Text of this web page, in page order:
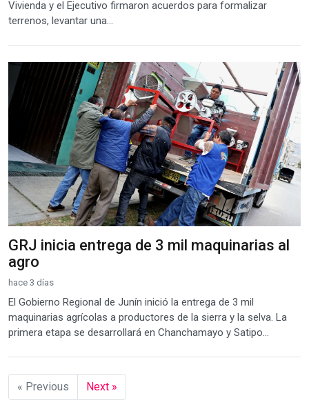
Vivienda y el Ejecutivo firmaron acuerdos para formalizar
terrenos, levantar una...
GRJ inicia entrega de 3 mil maquinarias al
agro
hace 3 días
El Gobierno Regional de Junín inició la entrega de 3 mil
maquinarias agrícolas a productores de la sierra y la selva. La
primera etapa se desarrollará en Chanchamayo y Satipo...
« Previous Next »